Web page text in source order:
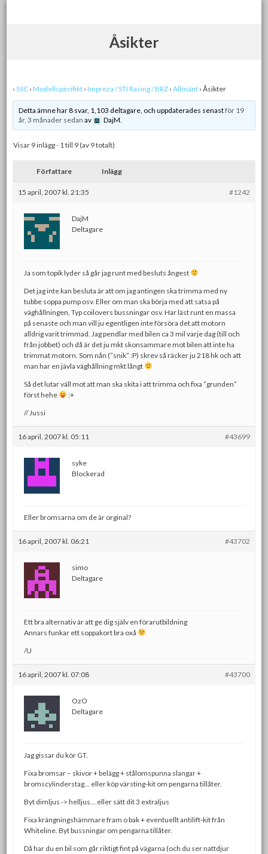
Åsikter
› SSC › Modellspecifikt › Impreza / STI Racing / BRZ › Allmänt › Åsikter
Detta ämne har 8 svar, 1,103 deltagare, och uppdaterades senastför 19
år, 3 månader sedan av DajM.
Visar 9 inlägg - 1 till 9 (av 9 totalt)
Författare Inlägg
15 april, 2007 kl. 21:35 #1242
DajM
Deltagare
Ja som topik lyder så går jag runt med besluts ångest
Det jag inte kan besluta är att om jag antingen ska trimma med ny
tubbe soppa pump osv. Eller om man ska börja med att satsa på
väghållningen, Typ coilovers bussningar osv. Har läst runt en massa
på senaste och man vill ju egentligen inte försöra det att motorn
alldrig varit trimmad. Jag pendlar med bilen ca 3 mil varje dag (till och
från jobbet) och då är det ju mkt skonsammare mot bilen att inte ha
trimmat motorn. Som nån (”snik” :P) skrev så räcker ju 218 hk och att
man har en jävla väghållning mkt långt
Så det lutar väll mot att man ska skita i att trimma och fixa ”grunden”
först hehe
:+
// Jussi
16 april, 2007 kl. 05:11 #43699
syke
Blockerad
Eller bromsarna om de är orginal?
16 april, 2007 kl. 06:21 #43702
simo
Deltagare
Ett bra alternativ är att ge dig själv en förarutbildning
Annars funkar ett soppakort bra oxå
/U
16 april, 2007 kl. 07:08 #43700
OzO
Deltagare
Jag gissar du kör GT.
Fixa bromsar – skivor + belägg + stålomspunna slangar +
bromscylinderstag… eller köp värsting-kit om pengarna tillåter.
Byt dimljus -> helljus… eller sätt dit 3 extraljus
Fixa krängningshämmare fram o bak + eventuellt antilift-kit från
Whiteline. Byt bussningar om pengarna tillåter.
Då har du en bil som går riktigt fint på vägarna (och du ser nattdjur